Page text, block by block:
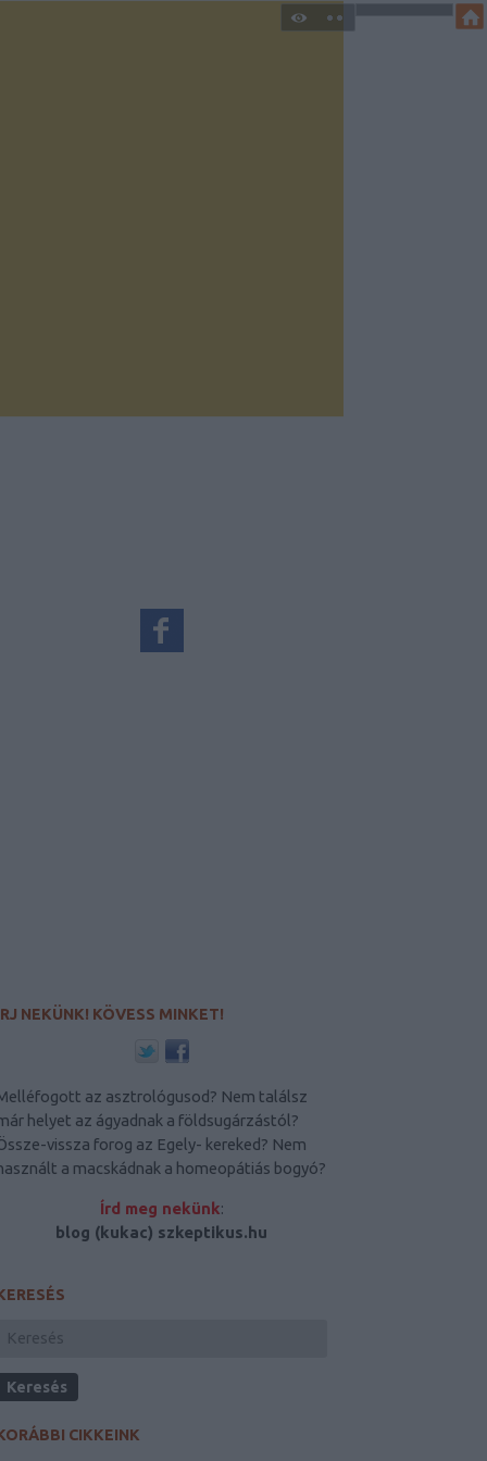
NEKÜNK! KÖVESS MINKET!
az asztrológusod? Nem találsz
helyet az ágyadnak a földsugárzástól?
vissza forog az Egely- kereked? Nem
a macskádnak a homeopátiás bogyó?
Írd meg nekünk:
blog (kukac) szkeptikus.hu
CIKKEINK